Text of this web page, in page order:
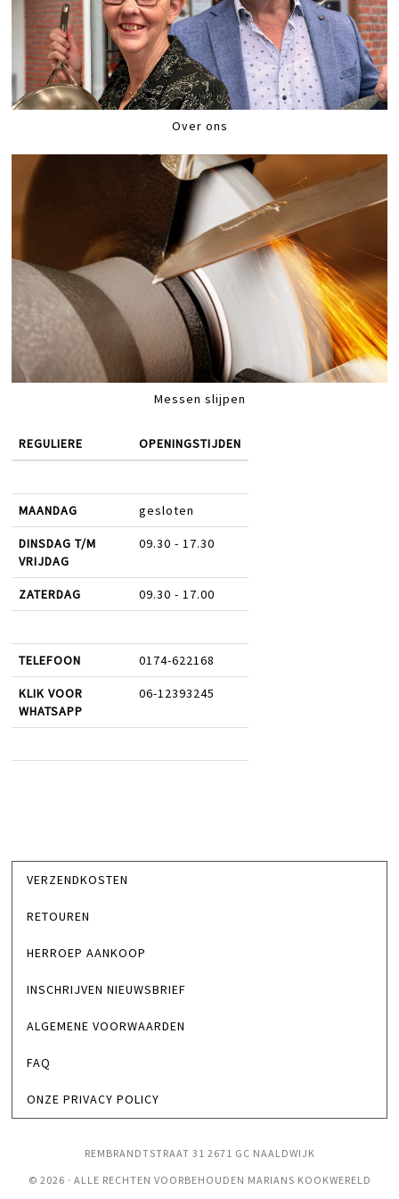
Over ons
Messen slijpen
REGULIERE OPENINGSTIJDEN
MAANDAG gesloten
DINSDAG T/M
VRIJDAG
09.30 - 17.30
ZATERDAG 09.30 - 17.00
TELEFOON 0174-622168
KLIK VOOR
WHATSAPP
06-12393245
VERZENDKOSTEN
RETOUREN
HERROEP AANKOOP
INSCHRIJVEN NIEUWSBRIEF
ALGEMENE VOORWAARDEN
FAQ
ONZE PRIVACY POLICY
REMBRANDTSTRAAT 31 2671 GC NAALDWIJK
© 2026 · ALLE RECHTEN VOORBEHOUDEN MARIANS KOOKWERELD